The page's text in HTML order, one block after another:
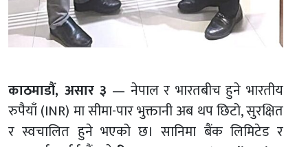
काठमाडौं, असार ३ — नेपाल र भारतबीच हुने भारतीय
रुपैयाँ (INR) मा सीमा-पार भुक्तानी अब थप छिटो, सुरक्षित
र स्वचालित हुने भएको छ। सानिमा बैंक लिमिटेड र